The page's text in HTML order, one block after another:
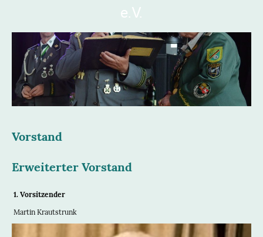
e.V.
Vorstand
Erweiterter Vorstand
1. Vorsitzender
Martin Krautstrunk